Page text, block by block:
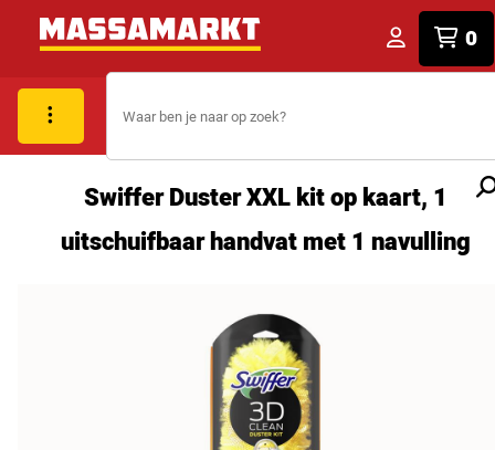
0
Swiffer Duster XXL kit op kaart, 1
uitschuifbaar handvat met 1 navulling